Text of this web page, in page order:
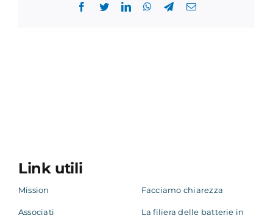
Facebook
TwitterLinkedInWhatsApp
TelegramEmail
Link utili
Mission
Associati
Facciamo chiarezza
La filiera delle batterie in